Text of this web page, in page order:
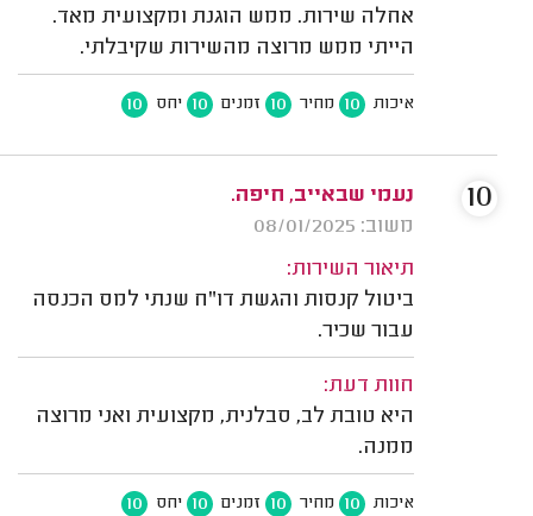
אחלה שירות. ממש הוגנת ומקצועית מאד.
הייתי ממש מרוצה מהשירות שקיבלתי.
איכות 10 מחיר 10 זמנים 10 יחס 10
נעמי שבאייב, חיפה.
משוב: 08/01/2025
תיאור השירות:
ביטול קנסות והגשת דו"ח שנתי למס הכנסה
עבור שכיר.
חוות דעת:
היא טובת לב, סבלנית, מקצועית ואני מרוצה
ממנה.
איכות 10 מחיר 10 זמנים 10 יחס 10
10